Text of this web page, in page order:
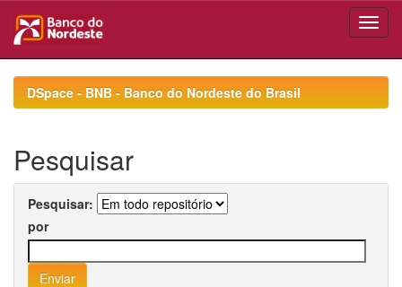
navigationDSpace - BNB - Banco do Nordeste do Brasil
Pesquisar
Pesquisar:
por